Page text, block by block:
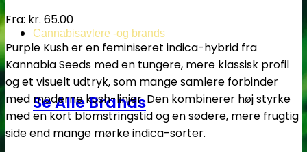
Cannabisavlere -og brands
Se Alle Brands
Fra: kr. 65.00
Purple Kush er en feminiseret indica-hybrid fra
Kannabia Seeds med en tungere, mere klassisk profil
og et visuelt udtryk, som mange samlere forbinder
med moderne kush-linjer. Den kombinerer høj styrke
med en kort blomstringstid og en sødere, mere frugtig
side end mange mørke indica-sorter.